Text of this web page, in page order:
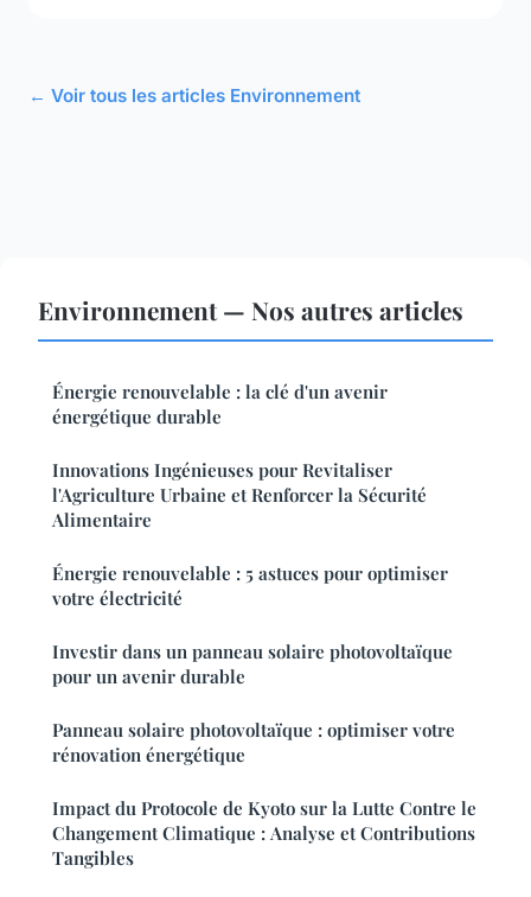
← Voir tous les articles Environnement
Environnement — Nos autres articles
Énergie renouvelable : la clé d'un avenir
énergétique durable
Innovations Ingénieuses pour Revitaliser
l'Agriculture Urbaine et Renforcer la Sécurité
Alimentaire
Énergie renouvelable : 5 astuces pour optimiser
votre électricité
Investir dans un panneau solaire photovoltaïque
pour un avenir durable
Panneau solaire photovoltaïque : optimiser votre
rénovation énergétique
Impact du Protocole de Kyoto sur la Lutte Contre le
Changement Climatique : Analyse et Contributions
Tangibles